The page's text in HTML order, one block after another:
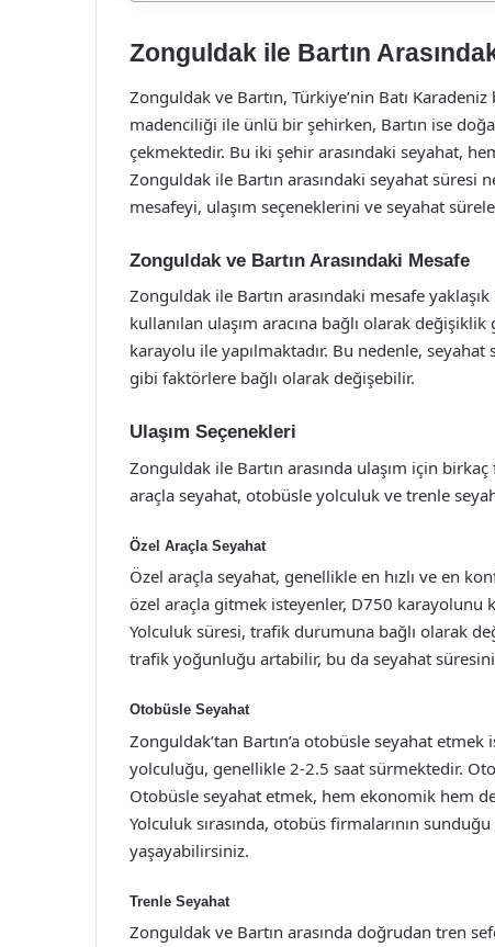
Zonguldak ile Bartın
Zonguldak ve Bartın, Türkiye’nin Batı
madenciliği ile ünlü bir şehirken, Bartın ise
çekmektedir. Bu iki şehir arasındaki seyahat,
Zonguldak ile Bartın arasındaki seyahat süresi
mesafeyi, ulaşım seçeneklerini ve seyahat
Zonguldak ve Bartın Arasındaki Mesafe
Zonguldak ile Bartın arasındaki mesafe
kullanılan ulaşım aracına bağlı olarak
karayolu ile yapılmaktadır. Bu nedenle,
gibi faktörlere bağlı olarak değişebilir.
Ulaşım Seçenekleri
Zonguldak ile Bartın arasında ulaşım için
araçla seyahat, otobüsle yolculuk ve trenle
Özel Araçla Seyahat
Özel araçla seyahat, genellikle en hızlı ve en
özel araçla gitmek isteyenler, D750 karayolunu
Yolculuk süresi, trafik durumuna bağlı olarak
trafik yoğunluğu artabilir, bu da seyahat
Otobüsle Seyahat
Zonguldak’tan Bartın’a otobüsle seyahat
yolculuğu, genellikle 2-2.5 saat sürmektedir.
Otobüsle seyahat etmek, hem ekonomik hem
Yolculuk sırasında, otobüs firmalarının
yaşayabilirsiniz.
Trenle Seyahat
Zonguldak ve Bartın arasında doğrudan tren